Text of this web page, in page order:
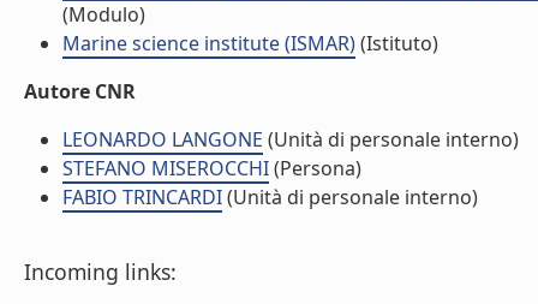
(Modulo)
Marine science institute (ISMAR)(Istituto)
Autore CNR
LEONARDO LANGONE (Unità di personale interno)
STEFANO MISEROCCHI(Persona)
FABIO TRINCARDI(Unità di personale interno)
Incoming links: